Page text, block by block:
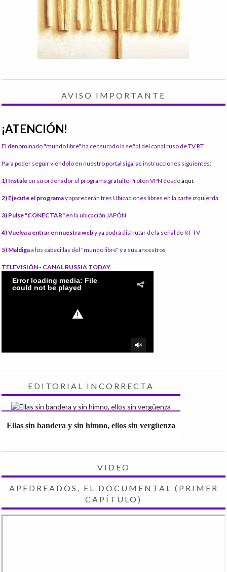
AVISO IMPORTANTE
¡ATENCIÓN!
El denominado "mundo libre" ha censurado la señal del canal ruso de TV RT.
Para poder seguir viéndolo en nuestro portal siga las instrucciones siguientes:
1) Instale en su ordenador el programa gratuito Proton VPN desdeaquí:
2) Ejecute el programay aparecerán tres Ubicaciones libres en la parte izquierda
3) Pulse "CONECTAR" en la ubicación JAPÓN
4) Vuelva a entrar en nuestra weby ya podrá disfrutar de la señal de RT TV
5) Maldigaa los cabecillas del "mundo libre" y a sus ancestros
TELEVISIÓN - CANAL RUSSIA TODAY
EDITORIAL INCORRECTA
Ellas sin bandera y sin himno, ellos sin vergüenza
VIDEO
APEDREADOS, EL DOCUMENTAL (PRIMER
CAPÍTULO)